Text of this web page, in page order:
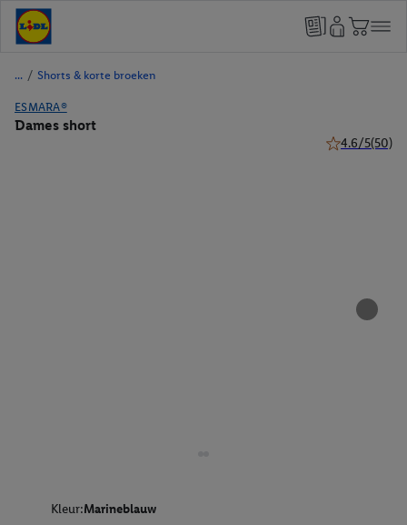
/ Shorts & korte broeken
ESMARA®
Dames short
4.6/5(50)
Kleur:Marineblauw